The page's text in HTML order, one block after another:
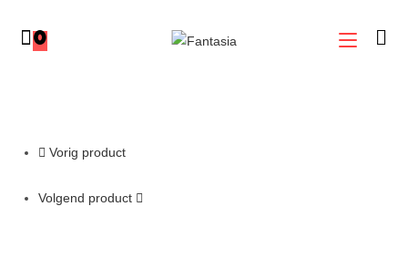
0
Vorig product
Volgend product